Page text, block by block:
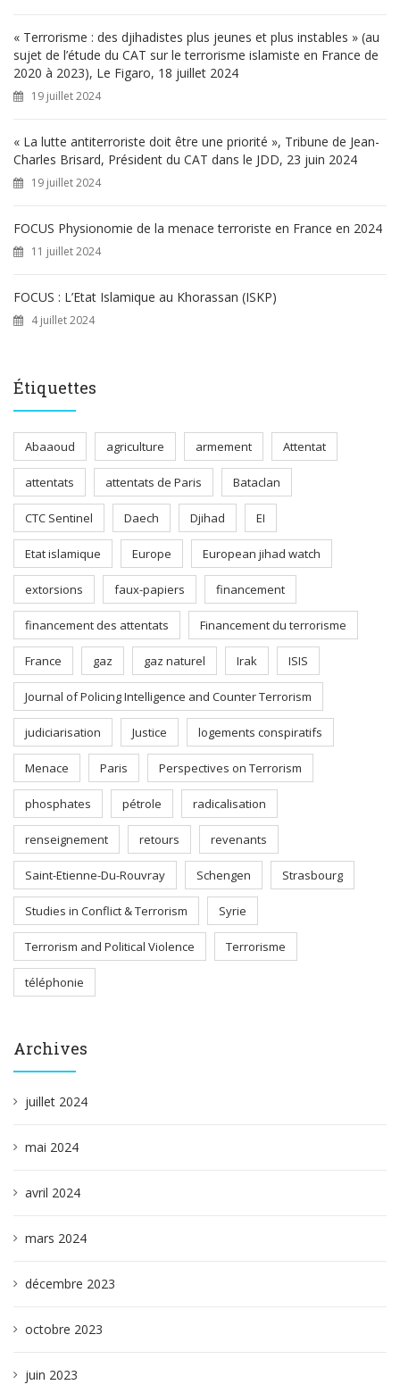
« Terrorisme : des djihadistes plus jeunes et plus instables » (au
sujet de l’étude du CAT sur le terrorisme islamiste en France de
2020 à 2023), Le Figaro, 18 juillet 2024
19 juillet 2024
« La lutte antiterroriste doit être une priorité », Tribune de Jean-
Charles Brisard, Président du CAT dans le JDD, 23 juin 2024
19 juillet 2024
FOCUS Physionomie de la menace terroriste en France en 2024
11 juillet 2024
FOCUS : L’Etat Islamique au Khorassan (ISKP)
4 juillet 2024
Étiquettes
Abaaoud agriculture armement Attentat
attentats attentats de Paris Bataclan
CTC Sentinel Daech Djihad EI
Etat islamique Europe European jihad watch
extorsions faux-papiers financement
financement des attentats Financement du terrorisme
France gaz gaz naturel Irak ISIS
Journal of Policing Intelligence and Counter Terrorism
judiciarisation Justice logements conspiratifs
Menace Paris Perspectives on Terrorism
phosphates pétrole radicalisation
renseignement retours revenants
Saint-Etienne-Du-Rouvray Schengen Strasbourg
Studies in Conflict & Terrorism Syrie
Terrorism and Political Violence Terrorisme
téléphonie
Archives
juillet 2024
mai 2024
avril 2024
mars 2024
décembre 2023
octobre 2023
juin 2023